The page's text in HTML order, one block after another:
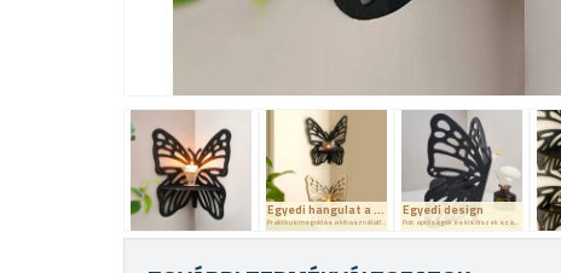
Egyedi hangulat a belső térben
Praktikus megoldás a kihasználatlan sarkok számára
Egyedi design
Polc apróságok és kis díszek számára